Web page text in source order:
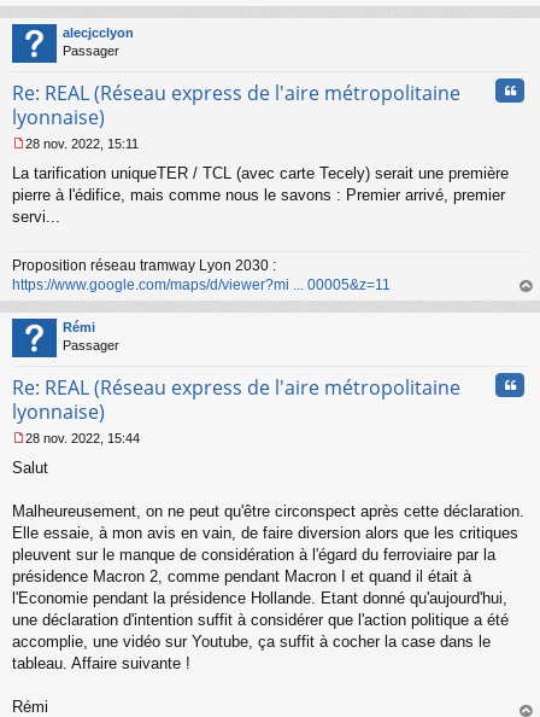
au
alecjcclyon
Passager
Re: REAL (Réseau express de l'aire métropolitaine
lyonnaise)
e
s
s
e
n
o
n
l
u
28 nov. 2022, 15:11
La tarification uniqueTER / TCL (avec carte Tecely) serait une première
pierre à l'édifice, mais comme nous le savons : Premier arrivé, premier
servi...
Proposition réseau tramway Lyon 2030 :
https://www.google.com/maps/d/viewer?mi ... 00005&z=11
au
Rémi
Passager
Re: REAL (Réseau express de l'aire métropolitaine
lyonnaise)
e
s
a
g
e
n
o
n
u
28 nov. 2022, 15:44
Salut
Malheureusement, on ne peut qu'être circonspect après cette déclaration.
Elle essaie, à mon avis en vain, de faire diversion alors que les critiques
pleuvent sur le manque de considération à l'égard du ferroviaire par la
présidence Macron 2, comme pendant Macron I et quand il était à
l'Economie pendant la présidence Hollande. Etant donné qu'aujourd'hui,
une déclaration d'intention suffit à considérer que l'action politique a été
accomplie, une vidéo sur Youtube, ça suffit à cocher la case dans le
tableau. Affaire suivante !
Rémi